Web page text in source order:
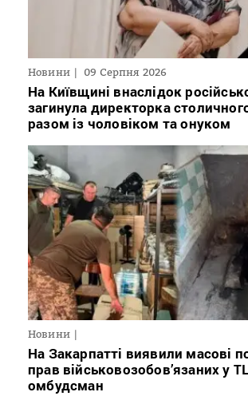
Новини 09 Серпня 2026
На Київщині внаслідок
загинула директорка
разом із чоловіком та онуком
Новини
На Закарпатті виявили масові
прав військовозобов’язаних у
омбудсман